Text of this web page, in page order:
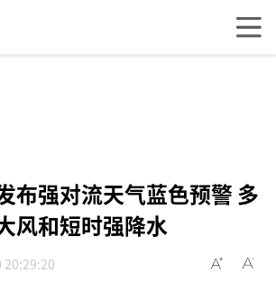
布强对流天气蓝色预警 多
风和短时强降水
20:29:20